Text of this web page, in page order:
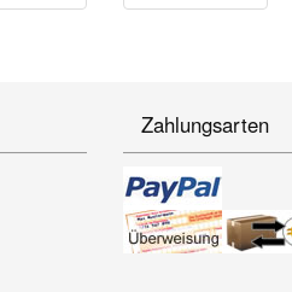
Zahlungsarten